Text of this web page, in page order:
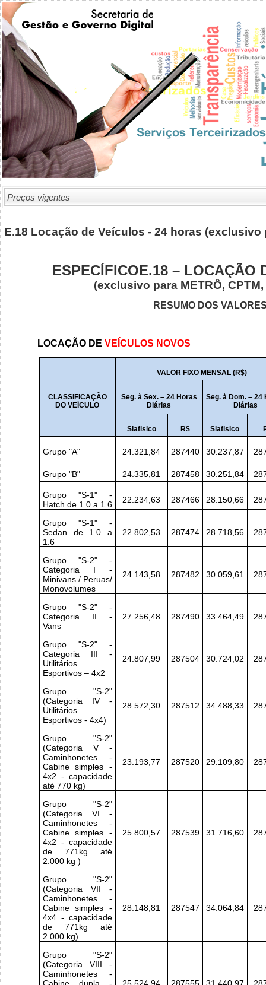
Preços vigentes
E.18 Locação de Veículos - 24 horas (exclusivo
ESPECÍFICOE.18 – LOCAÇÃO
(exclusivo para METRÔ,
RESUMO DOS
LOCAÇÃO DE VEÍCULOS NOVOS
CLASSIFICAÇÃO
DO VEÍCULO
VALOR FIXO MENSAL (R$)
Seg. à Sex. – 24 Horas
Diárias
Seg. à Dom. – 24
Diárias
Siafisico R$ Siafisico
Grupo "A" 24.321,84 287440 30.237,87
Grupo "B" 24.335,81 287458 30.251,84
Grupo "S-1" -
Hatch de 1.0 a 1.6
22.234,63 287466 28.150,66
Grupo "S-1" -
Sedan de 1.0 a
1.6
22.802,53 287474 28.718,56
Grupo "S-2" -
Categoria I -
Minivans / Peruas/
Monovolumes
24.143,58 287482 30.059,61
Grupo "S-2" -
Categoria II -
Vans
27.256,48 287490 33.464,49
Grupo "S-2" -
Categoria III -
Utilitários
Esportivos – 4x2
24.807,99 287504 30.724,02
Grupo "S-2"
(Categoria IV -
Utilitários
Esportivos - 4x4)
28.572,30 287512 34.488,33
Grupo "S-2"
(Categoria V -
Caminhonetes -
Cabine simples -
4x2 - capacidade
até 770 kg)
23.193,77 287520 29.109,80
Grupo "S-2"
(Categoria VI -
Caminhonetes -
Cabine simples -
4x2 - capacidade
de 771kg até
2.000 kg )
25.800,57 287539 31.716,60
Grupo "S-2"
(Categoria VII -
Caminhonetes -
Cabine simples -
4x4 - capacidade
de 771kg até
2.000 kg)
28.148,81 287547 34.064,84
Grupo "S-2"
(Categoria VIII -
Caminhonetes -